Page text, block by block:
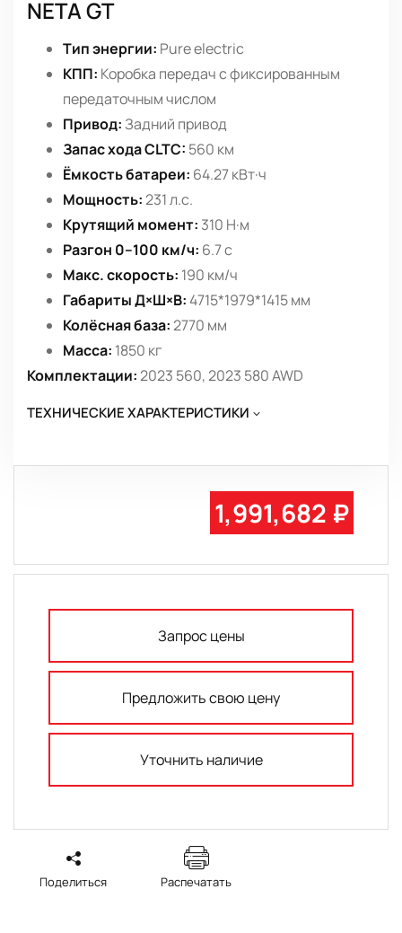
NETA GT
Тип энергии: Pure electric
КПП: Коробка передач с фиксированным
передаточным числом
Привод: Задний привод
Запас хода CLTC: 560 км
Ёмкость батареи: 64.27 кВт·ч
Мощность:231 л.с.
Крутящий момент: 310 Н·м
Разгон 0–100 км/ч: 6.7 с
Макс. скорость: 190 км/ч
Габариты Д×Ш×В: 4715*1979*1415 мм
Колёсная база:2770 мм
Масса: 1850 кг
Комплектации:2023 560, 2023 580 AWD
ТЕХНИЧЕСКИЕ ХАРАКТЕРИСТИКИ
1,991,682 ₽
Запрос цены
Предложить свою цену
Уточнить наличие
Поделиться Распечатать